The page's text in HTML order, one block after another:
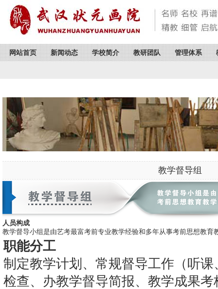
网站首页 新闻动态 学校简介 教研团队 管理体系
教学督导组
人员构成
教学督导小组是由艺考最富考前专业教学经验和多年从事考前思想教育
职能分工
制定教学计划、常规督导工作（听
检查、办教学督导简报、教学成果考